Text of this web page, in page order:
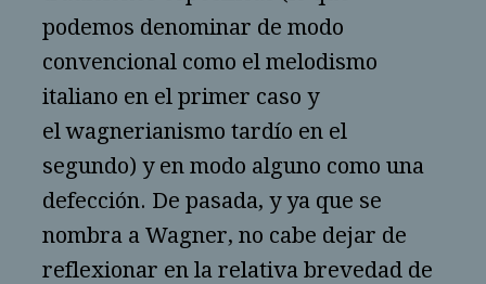
podemos denominar de modo
convencional como el melodismo
italiano en el primer caso y
el wagnerianismo tardío en el
segundo) y en modo alguno como una
defección. De pasada, y ya que se
nombra a Wagner, no cabe dejar de
reflexionar en la relativa brevedad de